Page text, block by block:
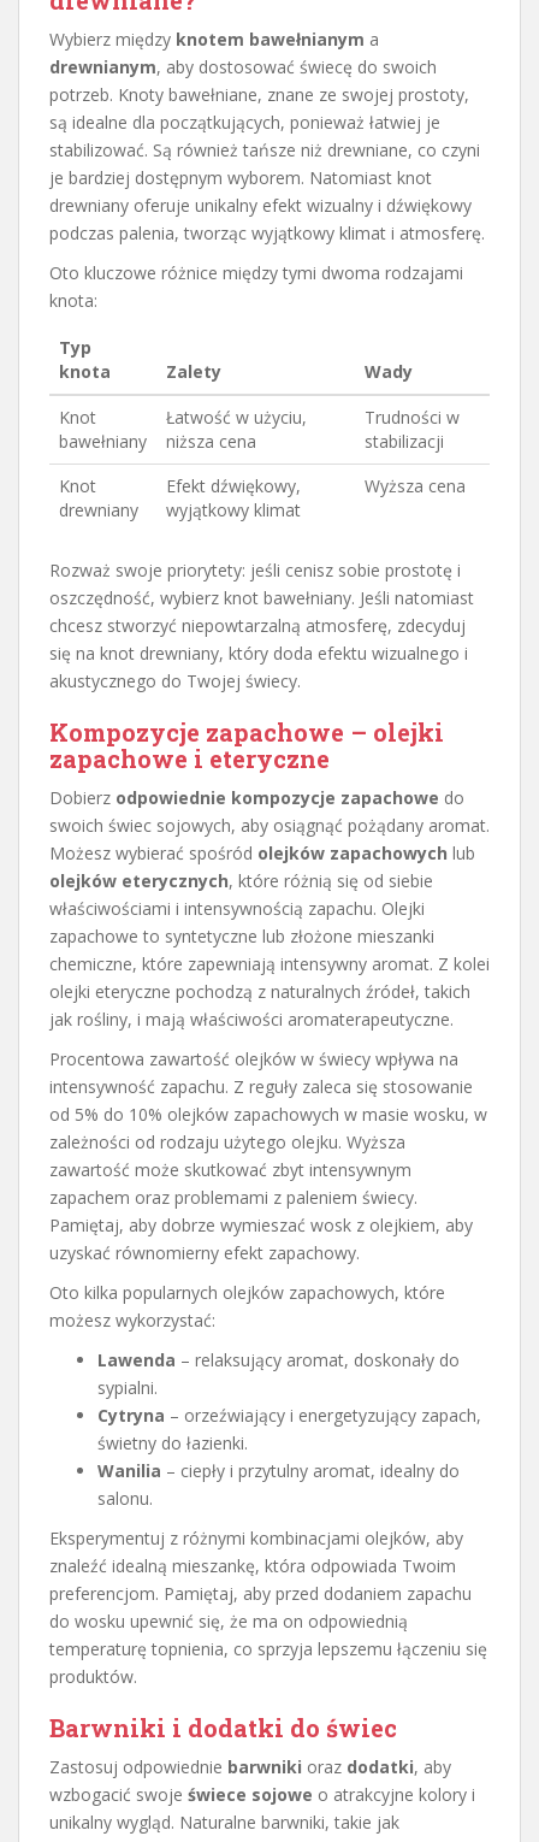
Wybierz między knotem bawełnianym a
drewnianym, aby dostosować świecę do swoich
potrzeb. Knoty bawełniane, znane ze swojej prostoty,
są idealne dla początkujących, ponieważ łatwiej je
stabilizować. Są również tańsze niż drewniane, co czyni
je bardziej dostępnym wyborem. Natomiast knot
drewniany oferuje unikalny efekt wizualny i dźwiękowy
podczas palenia, tworząc wyjątkowy klimat i atmosferę.
Oto kluczowe różnice między tymi dwoma rodzajami
knota:
Typ
knota
Zalety
Wady
Knot
bawełniany
Łatwość w użyciu,
niższa cena
Trudności w
stabilizacji
Knot
drewniany
Efekt dźwiękowy,
wyjątkowy klimat
Wyższa cena
Rozważ swoje priorytety: jeśli cenisz sobie prostotę i
oszczędność, wybierz knot bawełniany. Jeśli natomiast
chcesz stworzyć niepowtarzalną atmosferę, zdecyduj
się na knot drewniany, który doda efektu wizualnego i
akustycznego do Twojej świecy.
Kompozycje zapachowe – olejki
zapachowe i eteryczne
Dobierz odpowiednie kompozycje zapachowe do
swoich świec sojowych, aby osiągnąć pożądany aromat.
Możesz wybierać spośród olejków zapachowych lub
olejków eterycznych, które różnią się od siebie
właściwościami i intensywnością zapachu. Olejki
zapachowe to syntetyczne lub złożone mieszanki
chemiczne, które zapewniają intensywny aromat. Z kolei
olejki eteryczne pochodzą z naturalnych źródeł, takich
jak rośliny, i mają właściwości aromaterapeutyczne.
Procentowa zawartość olejków w świecy wpływa na
intensywność zapachu. Z reguły zaleca się stosowanie
od 5% do 10% olejków zapachowych w masie wosku, w
zależności od rodzaju użytego olejku. Wyższa
zawartość może skutkować zbyt intensywnym
zapachem oraz problemami z paleniem świecy.
Pamiętaj, aby dobrze wymieszać wosk z olejkiem, aby
uzyskać równomierny efekt zapachowy.
Oto kilka popularnych olejków zapachowych, które
możesz wykorzystać:
Lawenda – relaksujący aromat, doskonały do
sypialni.
Cytryna – orzeźwiający i energetyzujący zapach,
świetny do łazienki.
Wanilia – ciepły i przytulny aromat, idealny do
salonu.
Eksperymentuj z różnymi kombinacjami olejków, aby
znaleźć idealną mieszankę, która odpowiada Twoim
preferencjom. Pamiętaj, aby przed dodaniem zapachu
do wosku upewnić się, że ma on odpowiednią
temperaturę topnienia, co sprzyja lepszemu łączeniu się
produktów.
Barwniki i dodatki do świec
Zastosuj odpowiednie barwniki oraz dodatki, aby
wzbogacić swoje świece sojowe o atrakcyjne kolory i
unikalny wygląd. Naturalne barwniki, takie jak